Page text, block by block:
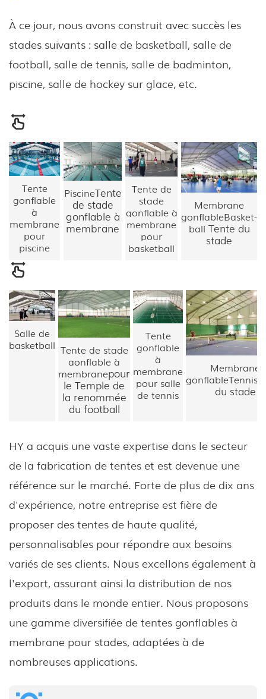
À ce jour, nous avons construit avec succès les
stades suivants : salle de basketball, salle de
football, salle de tennis, salle de badminton,
piscine, salle de hockey sur glace, etc.
Tente
gonflable
à
membrane
pour
piscine
PiscineTente
de stade
gonflable à
membrane
Tente de
stade
gonflable à
membrane
pour
basketball
Membrane
gonflableBasket-
ball Tente du
stade
Salle de
basketball Tente de stade
gonflable à
membranepour
le Temple de
la renommée
du football
Tente
gonflable
à
membrane
pour salle
de tennis
Membrane
gonflableTennis
du stade
HY a acquis une vaste expertise dans le secteur
de la fabrication de tentes et est devenue une
référence sur le marché. Forte de plus de dix ans
d'expérience, notre entreprise est fière de
proposer des tentes de haute qualité,
personnalisables pour répondre aux besoins
variés de ses clients. Nous excellons également à
l'export, assurant ainsi la distribution de nos
produits dans le monde entier. Nous proposons
une gamme diversifiée de tentes gonflables à
membrane pour stades, adaptées à de
nombreuses applications.